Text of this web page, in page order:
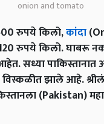
onion and tomato
रुपये किलो,कांदा
रुपये किलो. घाबरू
सध्या
झाले आहे.
(Pakistan)